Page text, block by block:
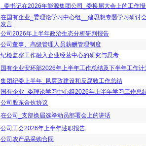
_委书记在2026年能源集团公司_委换届大会上的工作
在国有企业_委理论学习中心组__建思想专题学习研讨
发言
公司2026年上半年政治生态分析研判报告
公司董事、高级管理人员薪酬管理制度
纪检监察工作融入企业经营中心的研究与思考
国有企业安环部2026年上半年工作总结及下半年工作计
集团纪委上半年_风廉政建设和反腐败工作总结
国有企业_委理论学习中心组2026年上半年学习工作总
公司股东合伙协议
在公司_支部换届选举动员部署会上的讲话
公司工会2026年上半年述职报告
公司农产品采购合同